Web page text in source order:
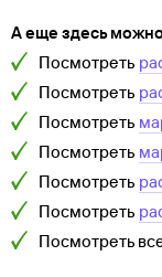
А еще здесь
Посмотреть
Посмотреть
Посмотреть
Посмотреть
Посмотреть
Посмотреть
Посмотреть